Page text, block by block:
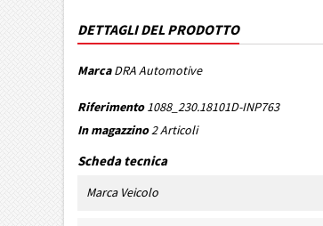
DETTAGLI DEL PRODOTTO
Marca DRA Automotive
Riferimento 1088_230.18101D-INP763
In magazzino2 Articoli
Scheda tecnica
Marca Veicolo